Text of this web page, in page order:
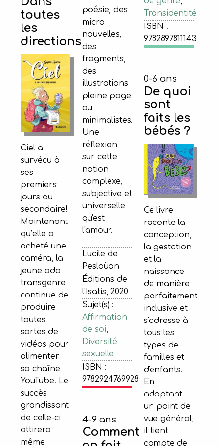
poésie, des
micro
nouvelles,
des
fragments,
des
illustrations
pleine page
ou
minimalistes.
Une
réflexion
sur cette
notion
complexe,
subjective et
universelle
qu'est
l'amour.
Lucile de
Pesloüan
Éditions de
l'Isatis, 2020
Sujet(s) :
Affirmation
de soi,
Diversité
sexuelle
ISBN :
9782924769928
Transidentité
ISBN :
9782897811143
toutes
les
directions
Ciel a
survécu à
ses
premiers
jours au
secondaire!
Maintenant
qu’elle a
acheté une
caméra, la
jeune ado
transgenre
continue de
produire
toutes
sortes de
vidéos pour
alimenter
sa chaîne
YouTube. Le
succès
grandissant
de celle-ci
attirera
même
4-9 ans
Comment
0-6 ans
De quoi
sont
faits les
bébés ?
Ce livre
raconte la
conception,
la gestation
et la
naissance
de manière
parfaitement
inclusive et
s'adresse à
tous les
types de
familles et
d'enfants.
En
adoptant
un point de
vue général,
il tient
compte de